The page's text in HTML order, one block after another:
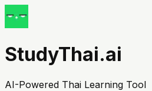
StudyThai.ai
AI-Powered Thai Learning Tool